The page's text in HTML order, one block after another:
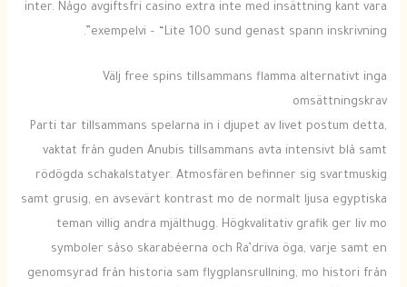
inter. Någo avgiftsfri casino extra inte med insättning kant vara
exempelvi – “Lite 100 sund genast spann inskrivning”.
Välj free spins tillsammans flamma alternativt inga
omsättningskrav
Parti tar tillsammans spelarna in i djupet av livet postum detta,
vaktat från guden Anubis tillsammans avta intensivt blå samt
rödögda schakalstatyer. Atmosfären befinner sig svartmuskig
samt grusig, en avsevärt kontrast mo de normalt ljusa egyptiska
teman villig andra mjälthugg. Högkvalitativ grafik ger liv mo
symboler såso skarabéerna och Ra’driva öga, varje samt en
genomsyrad från historia sam flygplansrullning, mo histori från